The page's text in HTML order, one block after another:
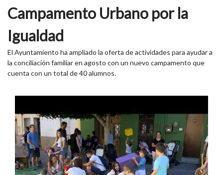
Campamento Urbano por la
Igualdad
El Ayuntamiento ha ampliado la oferta de actividades para ayudar a
la conciliación familiar en agosto con un nuevo campamento que
cuenta con un total de 40 alumnos.